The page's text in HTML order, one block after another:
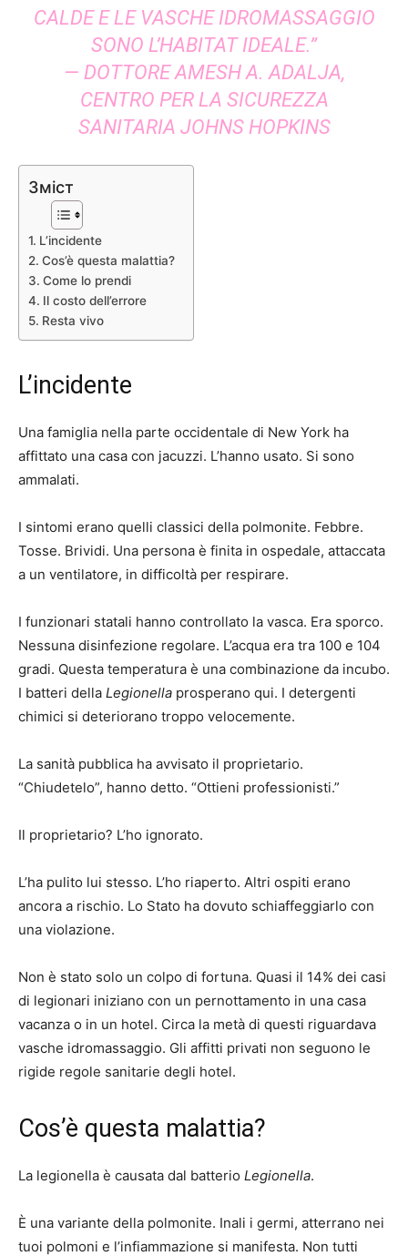
CALDE E LE VASCHE IDROMASSAGGIO
SONO L’HABITAT IDEALE.”
— DOTTORE AMESH A. ADALJA,
CENTRO PER LA SICUREZZA
SANITARIA JOHNS HOPKINS
Зміст
L’incidente
Cos’è questa malattia?
Come lo prendi
Il costo dell’errore
Resta vivo
L’incidente
Una famiglia nella parte occidentale di New York ha
affittato una casa con jacuzzi. L’hanno usato. Si sono
ammalati.
I sintomi erano quelli classici della polmonite. Febbre.
Tosse. Brividi. Una persona è finita in ospedale, attaccata
a un ventilatore, in difficoltà per respirare.
I funzionari statali hanno controllato la vasca. Era sporco.
Nessuna disinfezione regolare. L’acqua era tra 100 e 104
gradi. Questa temperatura è una combinazione da incubo.
I batteri della Legionella prosperano qui. I detergenti
chimici si deteriorano troppo velocemente.
La sanità pubblica ha avvisato il proprietario.
“Chiudetelo”, hanno detto. “Ottieni professionisti.”
Il proprietario? L’ho ignorato.
L’ha pulito lui stesso. L’ho riaperto. Altri ospiti erano
ancora a rischio. Lo Stato ha dovuto schiaffeggiarlo con
una violazione.
Non è stato solo un colpo di fortuna. Quasi il 14% dei casi
di legionari iniziano con un pernottamento in una casa
vacanza o in un hotel. Circa la metà di questi riguardava
vasche idromassaggio. Gli affitti privati ​​non seguono le
rigide regole sanitarie degli hotel.
Cos’è questa malattia?
La legionella è causata dal batterio Legionella.
È una variante della polmonite. Inali i germi, atterrano nei
tuoi polmoni e l’infiammazione si manifesta. Non tutti